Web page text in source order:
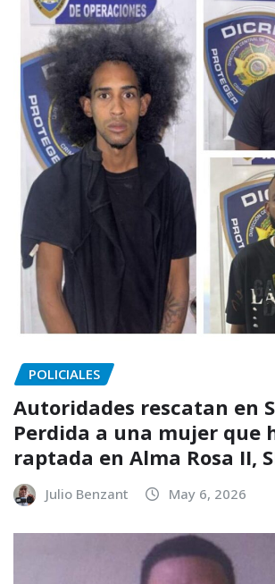
POLICIALES
Autoridades rescatan en
Perdida a una mujer que
raptada en Alma Rosa II,
Julio Benzant May 6, 2026